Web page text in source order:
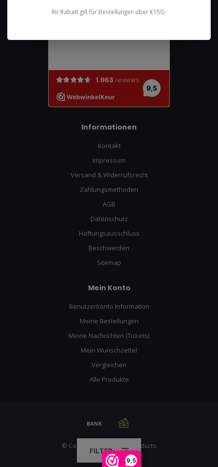
9,5
Informationen
Kontakt
Impressum
Versand & Widerrufsrecht
Zahlungsmethoden
AGB
Datenschutz
Haftungsausschluss
Beschwerden
Sitemap
Mein Konto
Benutzerkonto Information
Meine Bestellungen
Meine Nachrichten (Tickets)
Mein Wunschzettel
Vergleichen
Alle Produkte
© Copyright 2026 Racing Products
FILTER
Ihr Rabatt gilt für Bestellungen über €150,-